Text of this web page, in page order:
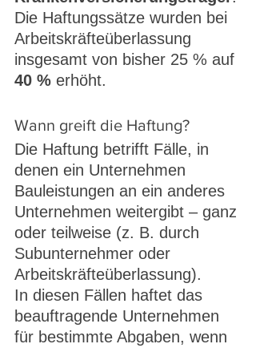
Die Haftungssätze wurden bei
Arbeitskräfteüberlassung
insgesamt von bisher 25 % auf
40 % erhöht.
Wann greift die Haftung?
Die Haftung betrifft Fälle, in
denen ein Unternehmen
Bauleistungen an ein anderes
Unternehmen weitergibt – ganz
oder teilweise (z. B. durch
Subunternehmer oder
Arbeitskräfteüberlassung).
In diesen Fällen haftet das
beauftragende Unternehmen
für bestimmte Abgaben, wenn